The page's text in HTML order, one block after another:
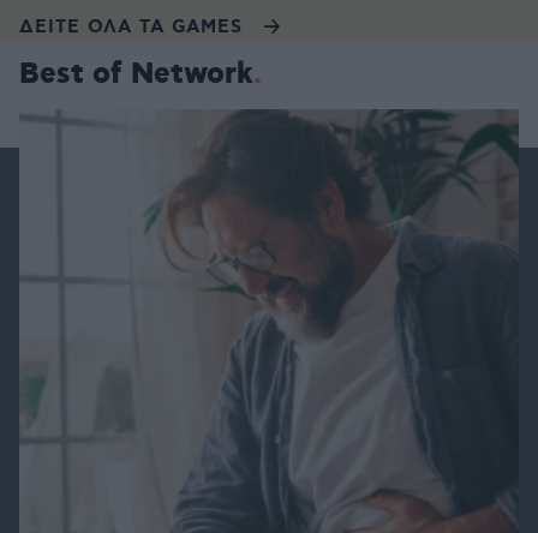
ΔΕΙΤΕ ΟΛΑ ΤΑ GAMES
Best of Network